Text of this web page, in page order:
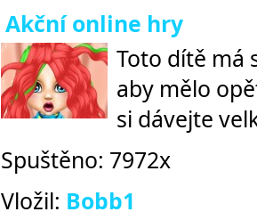
Akční online hry
Toto dítě má
aby mělo
si dávejte
Spuštěno: 7972x
Vložil: Bobb1